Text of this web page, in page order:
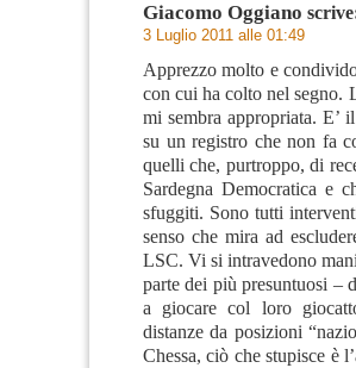
Giacomo Oggiano
3 Luglio 2011 alle 01:49
Apprezzo molto e
con cui ha colto nel segno.
mi sembra appropriata. E’
su un registro che non fa
quelli che, purtroppo, di
Sardegna Democratica e
sfuggiti. Sono tutti
senso che mira ad
LSC. Vi si intravedono
parte dei più presuntuosi –
a giocare col loro
distanze da posizioni
Chessa, ciò che stupisce è